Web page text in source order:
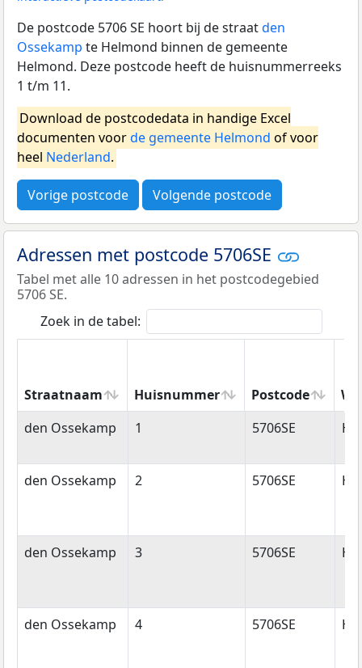
De postcode 5706 SE hoort bij de straatden
Ossekamp te Helmond binnen de gemeente
Helmond. Deze postcode heeft de huisnummerreeks
1 t/m 11.
Download de postcodedata in handige Excel
documenten voorde gemeente Helmond of voor
heel Nederland.
Vorige postcode Volgende postcode
Adressen met postcode 5706SE
Tabel met alle 10 adressen in het postcodegebied
5706 SE.
Zoek in de tabel:
Straatnaam Huisnummer Postcode
Straatnaam
Huisnummer Postcode
den Ossekamp 1 5706SE
den Ossekamp 2 5706SE
den Ossekamp 3 5706SE
den Ossekamp 4 5706SE